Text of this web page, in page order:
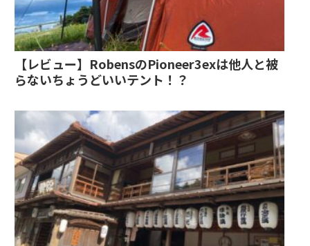
【レビュー】RobensのPioneer3exは他人と被
らないちょうどいいテント！？